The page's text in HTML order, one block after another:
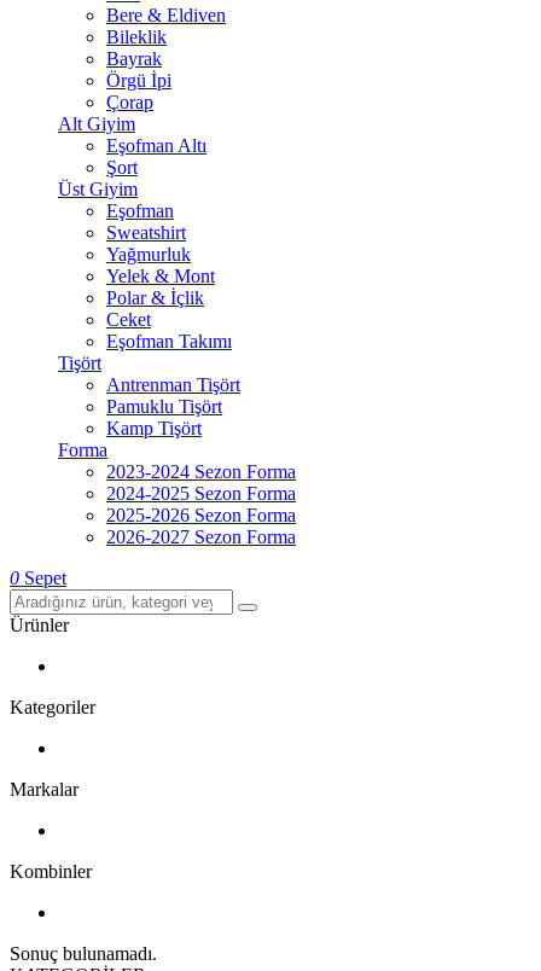
Bere & Eldiven
Bileklik
Bayrak
Örgü İpi
Çorap
Alt Giyim
Eşofman Altı
Şort
Üst Giyim
Eşofman
Sweatshirt
Yağmurluk
Yelek & Mont
Polar & İçlik
Ceket
Eşofman Takımı
Tişört
Antrenman Tişört
Pamuklu Tişört
Kamp Tişört
Forma
2023-2024 Sezon Forma
2024-2025 Sezon Forma
2025-2026 Sezon Forma
2026-2027 Sezon Forma
0 Sepet
Ürünler
Kategoriler
Markalar
Kombinler
Sonuç bulunamadı.